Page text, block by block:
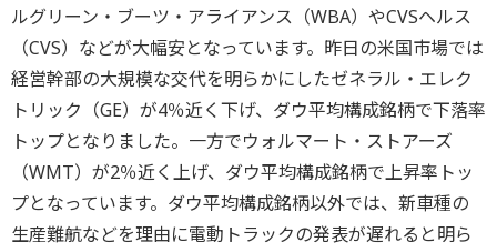
ルグリーン・ブーツ・アライアンス（WBA）やCVSヘルス
（CVS）などが大幅安となっています。昨日の米国市場では
経営幹部の大規模な交代を明らかにしたゼネラル・エレク
トリック（GE）が4％近く下げ、ダウ平均構成銘柄で下落率
トップとなりました。一方でウォルマート・ストアーズ
（WMT）が2％近く上げ、ダウ平均構成銘柄で上昇率トッ
プとなっています。ダウ平均構成銘柄以外では、新車種の
生産難航などを理由に電動トラックの発表が遅れると明ら